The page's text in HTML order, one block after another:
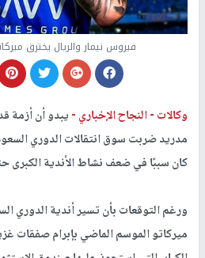
فيروس نيمار والريال يخترق
وكالات -النجاح الإخباري -يبدو أن أزمة
مدريد ضربت سوق انتقالات الدوري
كان سببًا في ضعف نشاط الأندية الكبرى
ورغم التوقعات بأن تسير أندية الدوري
ميركاتو الموسم الماضي بإبرام صفقات